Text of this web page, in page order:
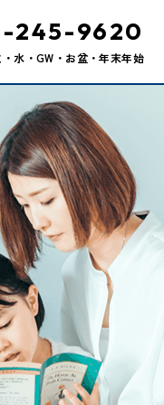
245-9620
水・GW・お盆・年末年始